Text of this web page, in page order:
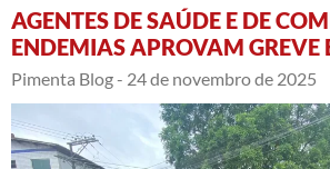
AGENTES DE SAÚDE E DE
ENDEMIAS APROVAM
Pimenta Blog - 24 de novembro de 2025